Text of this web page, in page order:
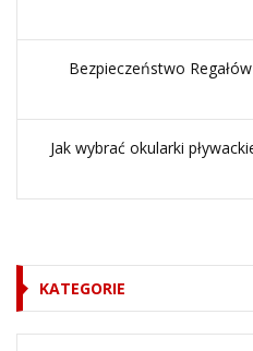
Bezpieczeństwo
Jak wybrać okularki
KATEGORIE